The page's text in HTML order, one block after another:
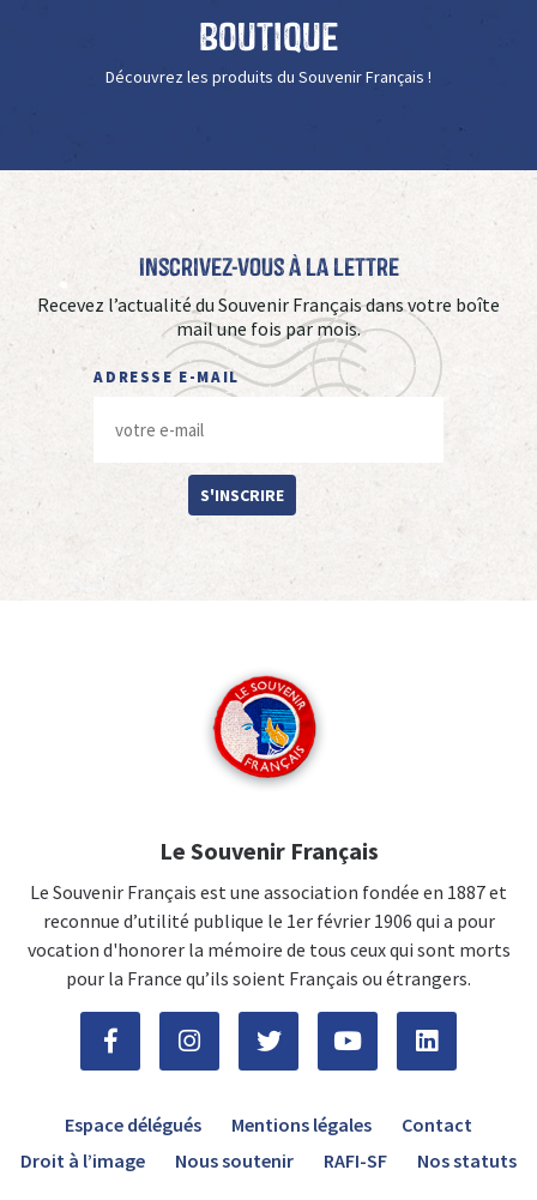
Boutique
Découvrez les produits du Souvenir Français !
Inscrivez-vous à La Lettre
Recevez l’actualité du Souvenir Français dans votre boîte
mail une fois par mois.
ADRESSE E-MAIL
S'INSCRIRE
Le Souvenir Français
Le Souvenir Français est une association fondée en 1887 et
reconnue d’utilité publique le 1er février 1906 qui a pour
vocation d'honorer la mémoire de tous ceux qui sont morts
pour la France qu’ils soient Français ou étrangers.
Espace délégués Mentions légales
Contact
Droit à l’image
Nous soutenir RAFI-SF Nos statuts